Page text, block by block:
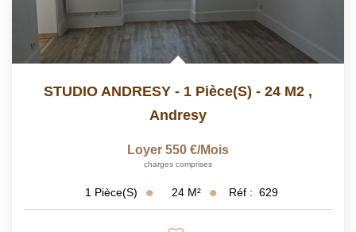
STUDIO ANDRESY - 1 Pièce(s) - 24 M2 ,
Andresy
Loyer 550 €/mois
charges comprises
1 Pièce(s) 24 M² Réf : 629